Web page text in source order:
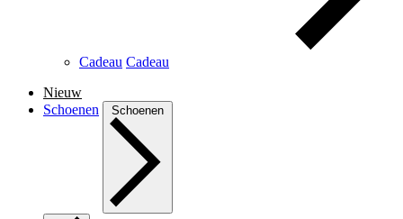
Cadeau Cadeau
Nieuw
Schoenen
Schoenen